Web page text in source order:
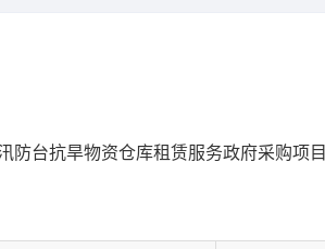
防台抗旱物资仓库租赁服务政府采购项目